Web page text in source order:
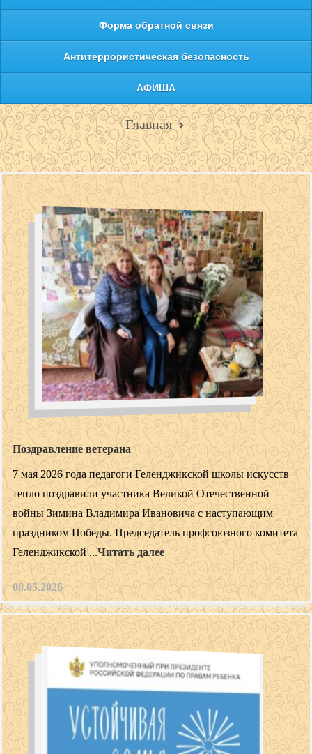
Форма обратной связи
Антитеррористическая безопасность
АФИША
Главная
Поздравление ветерана
7 мая 2026 года педагоги Геленджикской школы искусств
тепло поздравили участника Великой Отечественной
войны Зимина Владимира Ивановича с наступающим
праздником Победы. Председатель профсоюзного комитета
Геленджикской ...Читать далее
08.05.2026